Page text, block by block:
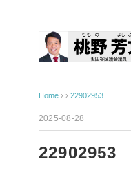
Home › › 22902953
2025-08-28
22902953